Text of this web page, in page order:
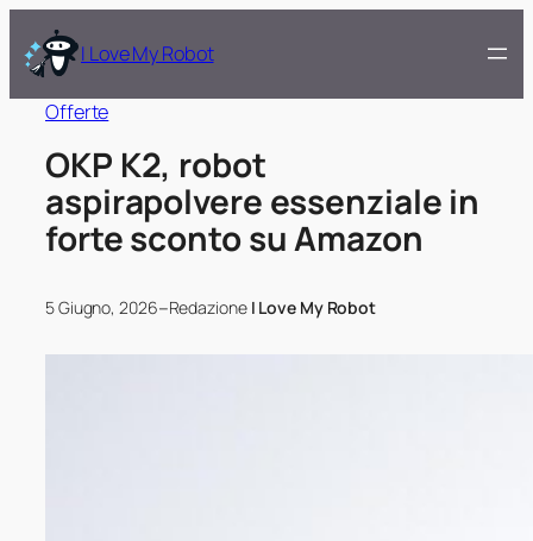
I Love My Robot
Offerte
OKP K2, robot
aspirapolvere essenziale in
forte sconto su Amazon
5 Giugno, 2026–Redazione I Love My Robot